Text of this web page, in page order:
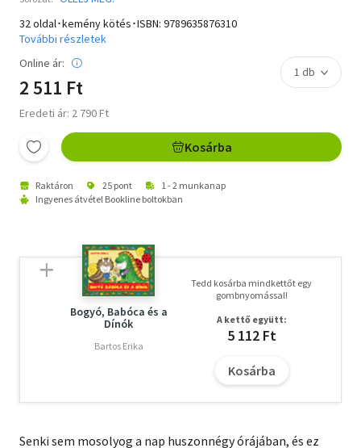
32 oldal･kemény kötés･ISBN: 9789635876310
További részletek
Online ár:
2 511 Ft
Eredeti ár: 2 790 Ft
Kosárba
Raktáron 25 pont
1 - 2 munkanap
Ingyenes átvétel Bookline boltokban
Bogyó, Babóca és a
Dínók
Bartos Erika
Tedd kosárba mindkettőt egy
gombnyomással!
A kettő együtt:
5 112 Ft
Kosárba
Senki sem mosolyog a nap huszonnégy órájában, és ez